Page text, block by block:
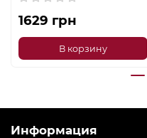
1629 грн
В корзину
Информация